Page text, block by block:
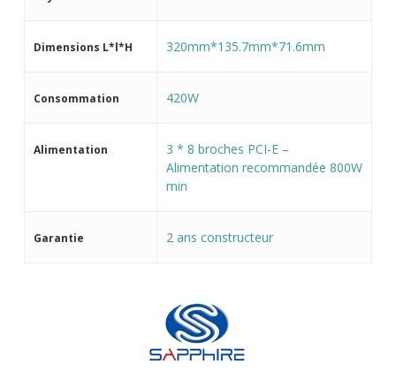
Dimensions L*l*H 320mm*135.7mm*71.6mm
Consommation 420W
Alimentation
3 * 8 broches PCI-E –
Alimentation recommandée 800W
min
Garantie 2 ans constructeur